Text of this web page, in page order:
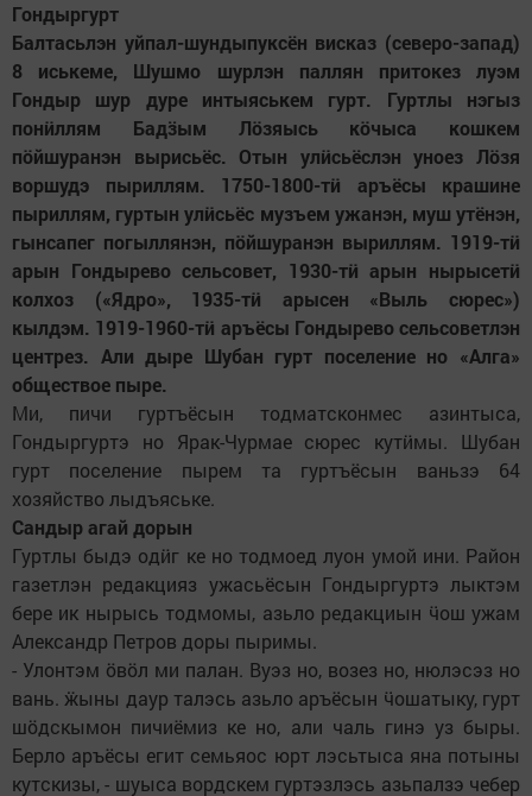
Гондыргурт
Балтасьлэн уйпал-шундыпуксён висказ (северо-запад)
8 иськеме, Шушмо шурлэн паллян притокез луэм
Гондыр шур дуре интыяськем гурт. Гуртлы нэгыз
понӥллям Бадӟым Лӧзяысь кӧчыса кошкем
пӧйшуранэн вырисьёс. Отын улӥсьёслэн уноез Лӧзя
воршудэ пыриллям. 1750-1800-тӥ
аръёсы крашине
пыриллям, гуртын улӥсьёс музъем ужанэн, муш утёнэн,
гынсапег погыллянэн, пӧйшуранэн выриллям. 1919-тӥ
арын Гондырево сельсовет, 1930-тӥ арын нырысетӥ
колхоз («Ядро», 1935-тӥ
арысен «Выль сюрес»)
кылдэм. 1919-1960-тӥ аръёсы Гондырево сельсоветлэн
центрез. Али дыре Шубан гурт поселение но «Алга»
обществое пыре.
Ми, пичи гуртъёсын тодматсконмес азинтыса,
Гондыргуртэ но Ярак-Чурмае сюрес кутӥмы. Шубан
гурт поселение пырем та гуртъёсын ваньзэ 64
хозяйство лыдъяське.
Сандыр агай дорын
Гуртлы быдэ одӥг ке но тодмоед луон умой ини. Район
газетлэн редакцияз ужасьёсын Гондыргуртэ лыктэм
бере ик нырысь тодмомы, азьло редакциын ӵош ужам
Александр Петров доры пыримы.
- Улонтэм ӧвӧл ми палан. Вуэз но, возез но, нюлэсэз но
вань. ӝыны даур талэсь азьло аръёсын ӵошатыку, гурт
шӧдскымон пичиёмиз ке но, али чаль гинэ уз быры.
Берло аръёсы егит семьяос юрт лэсьтыса яна потыны
кутскизы, - шуыса вордскем гуртэзлэсь азьпалзэ чебер